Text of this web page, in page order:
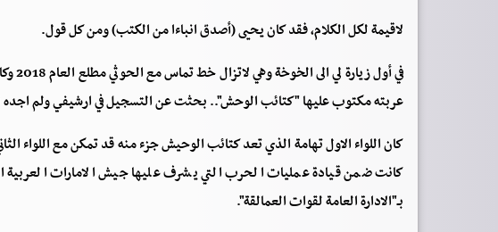
لاقيمة لكل الكلام، فقد كان يحيى (أصدق انباءا من الكتب) ومن كل قول.
في
عربته مكتوب عليها "كتائب الوحش".. بحثت عن التسجيل في ارشيفي ولم اجده
كان اللواء الاول تهامة الذي تعد كتائب الوحيش جزء منه قد تمكن مع اللواء
كانت ضمن قيادة عمليات الحرب التي يشرف عليها جيش الامارات العربية
بـ"الادارة العامة لقوات العمالقة".